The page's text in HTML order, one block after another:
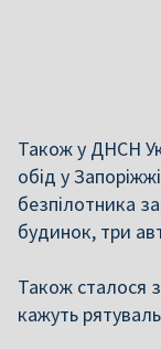
Також у ДНСН
обід у
безпілотника
будинок, три
Також сталося
кажуть